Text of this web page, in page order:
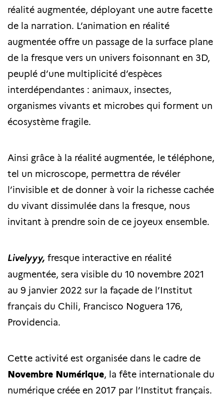
réalité augmentée, déployant une autre facette
de la narration. L’animation en réalité
augmentée offre un passage de la surface plane
de la fresque vers un univers foisonnant en 3D,
peuplé d’une multiplicité d’espèces
interdépendantes : animaux, insectes,
organismes vivants et microbes qui forment un
écosystème fragile.
Ainsi grâce à la réalité augmentée, le téléphone,
tel un microscope, permettra de révéler
l’invisible et de donner à voir la richesse cachée
du vivant dissimulée dans la fresque, nous
invitant à prendre soin de ce joyeux ensemble.
Livelyyy, fresque interactive en réalité
augmentée, sera visible du 10 novembre 2021
au 9 janvier 2022 sur la façade de l’Institut
français du Chili, Francisco Noguera 176,
Providencia.
Cette activité est organisée dans le cadre de
Novembre Numérique, la fête internationale du
numérique créée en 2017 par l’Institut français.